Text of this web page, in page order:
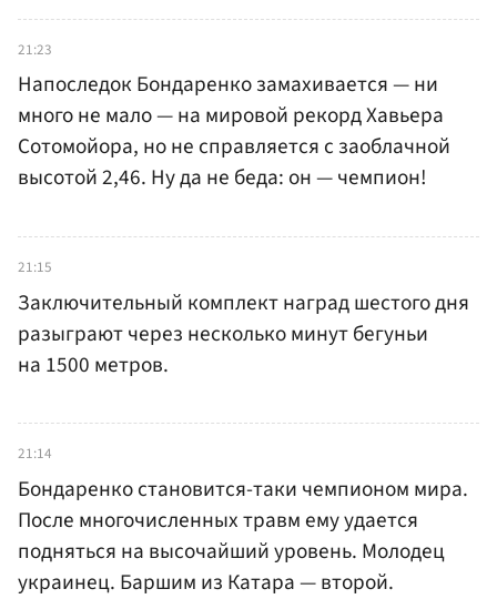
21:23
Напоследок Бондаренко замахивается — ни
много не мало — на мировой рекорд Хавьера
Сотомойора, но не справляется с заоблачной
высотой 2,46. Ну да не беда: он — чемпион!
21:15
Заключительный комплект наград шестого дня
разыграют через несколько минут бегуньи
на 1500 метров.
21:14
Бондаренко становится-таки чемпионом мира.
После многочисленных травм ему удается
подняться на высочайший уровень. Молодец
украинец. Баршим из Катара — второй.